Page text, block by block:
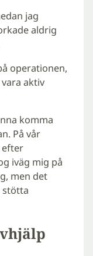
jag
aldrig
operationen,
aktiv
komma
På vår
efter
iväg mig på
men det
stötta